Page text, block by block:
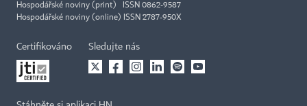
Hospodářské noviny (print) ISSN 0862-9587
Hospodářské noviny (online) ISSN 2787-950X
Certifikováno Sledujte nás